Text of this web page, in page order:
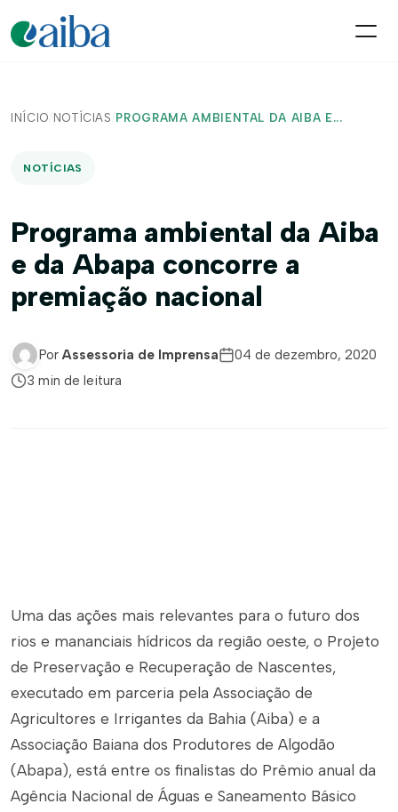
INÍCIO/ NOTÍCIAS / PROGRAMA AMBIENTAL DA AIBA E...
NOTÍCIAS
Programa ambiental da Aiba
e da Abapa concorre a
premiação nacional
Por Assessoria de Imprensa
04 de dezembro, 2020
3 min de leitura
Uma das ações mais relevantes para o futuro dos
rios e mananciais hídricos da região oeste, o Projeto
de Preservação e Recuperação de Nascentes,
executado em parceria pela Associação de
Agricultores e Irrigantes da Bahia (Aiba) e a
Associação Baiana dos Produtores de Algodão
(Abapa), está entre os finalistas do Prêmio anual da
Agência Nacional de Águas e Saneamento Básico